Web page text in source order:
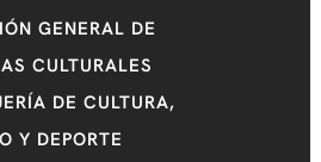
GENERAL DE
CULTURALES
DE CULTURA,
Y DEPORTE